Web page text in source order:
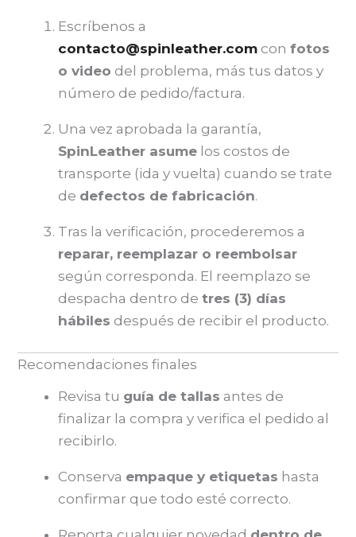
Escríbenos a
contacto@spinleather.com confotos
o video del problema, más tus datos y
número de pedido/factura.
Una vez aprobada la garantía,
SpinLeather asume los costos de
transporte (ida y vuelta) cuando se trate
de defectos de fabricación.
Tras la verificación, procederemos a
reparar, reemplazar o reembolsar
según corresponda. El reemplazo se
despacha dentro detres (3) días
hábiles después de recibir el producto.
Recomendaciones finales
Revisa tu guía de tallas antes de
finalizar la compra y verifica el pedido al
recibirlo.
Conserva empaque y etiquetas hasta
confirmar que todo esté correcto.